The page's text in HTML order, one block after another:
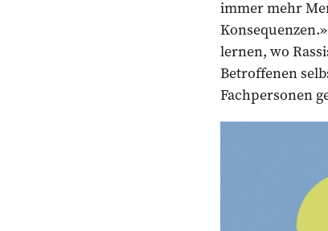
immer mehr
lernen, wo
Betroffenen
Fachpersonen